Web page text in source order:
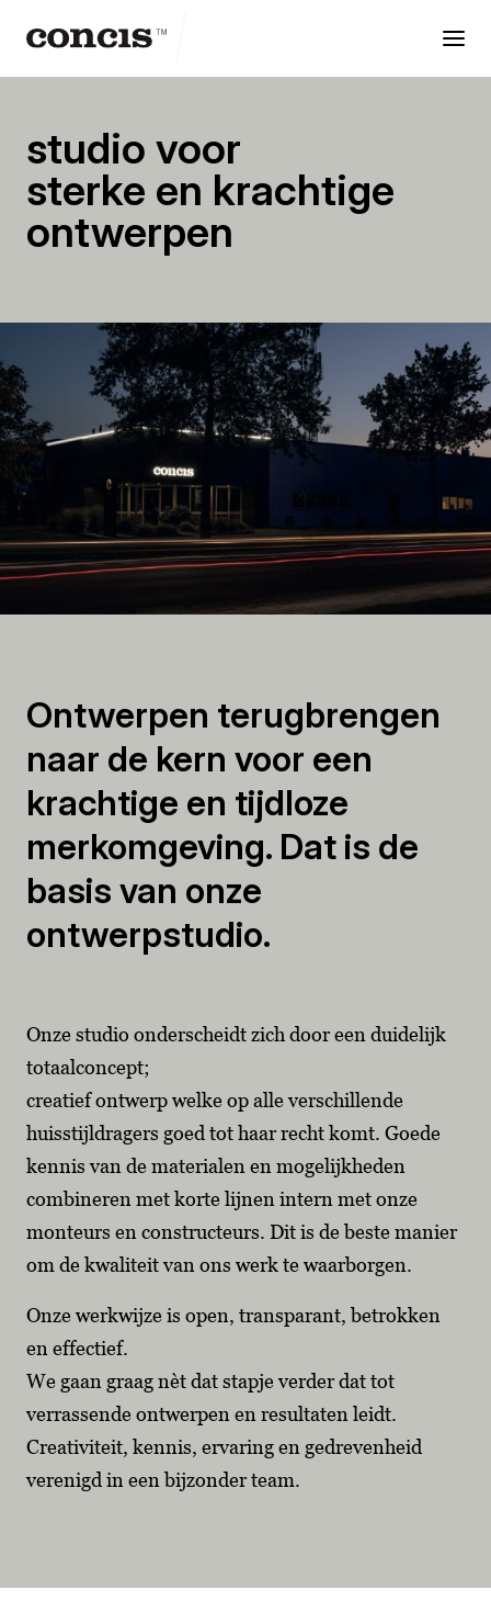
reclame
studio
studio voor
sterke en krachtige
ontwerpen
Ontwerpen terugbrengen
naar de kern voor een
krachtige en tijdloze
merkomgeving. Dat is de
basis van onze
ontwerpstudio.
Onze studio onderscheidt zich door een duidelijk
totaalconcept;
creatief ontwerp welke op alle verschillende
huisstijldragers goed tot haar recht komt. Goede
kennis van de materialen en mogelijkheden
combineren met korte lijnen intern met onze
monteurs en constructeurs. Dit is de beste manier
om de kwaliteit van ons werk te waarborgen.
Onze werkwijze is open, transparant, betrokken
en effectief.
We gaan graag nèt dat stapje verder dat tot
verrassende ontwerpen en resultaten leidt.
Creativiteit, kennis, ervaring en gedrevenheid
verenigd in een bijzonder team.